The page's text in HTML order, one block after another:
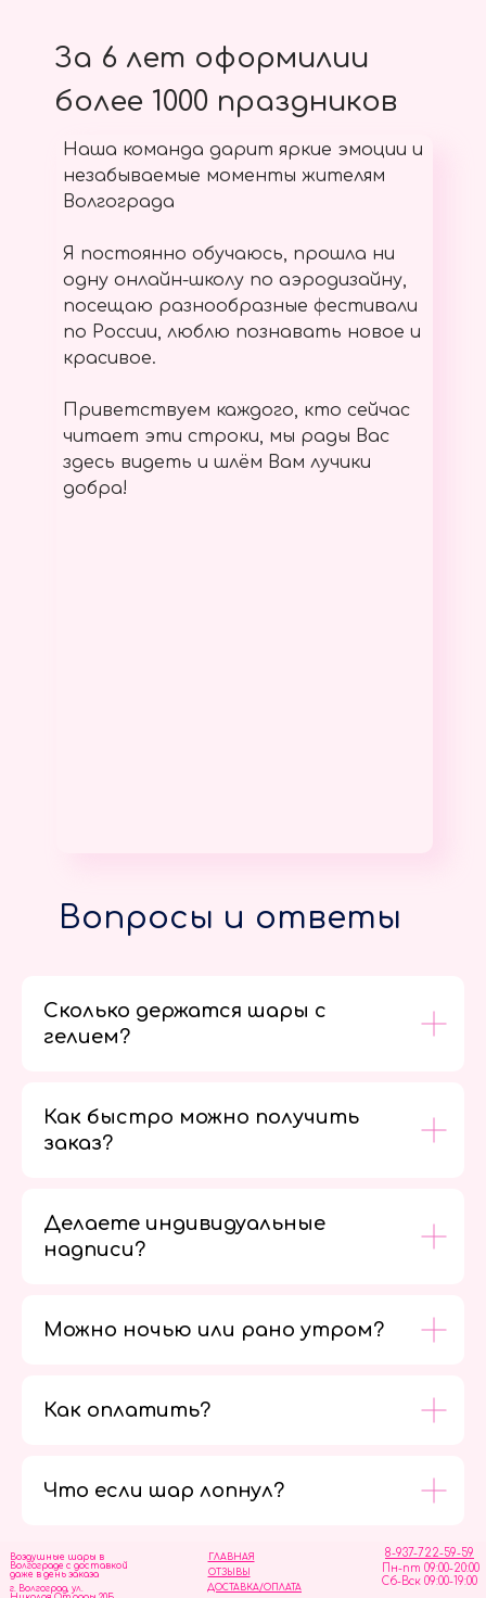
За 6 лет оформилии
более 1000 праздников
Наша команда дарит яркие эмоции и
незабываемые моменты жителям
Волгограда
Я постоянно обучаюсь, прошла ни
одну онлайн-школу по аэродизайну,
посещаю разнообразные фестивали
по России, люблю познавать новое и
красивое.
Приветствуем каждого, кто сейчас
читает эти строки, мы рады Вас
здесь видеть и шлём Вам лучики
добра!
Вопросы и ответы
Сколько держатся шары с
гелием?
Как быстро можно получить
заказ?
Делаете индивидуальные
надписи?
Можно ночью или рано утром?
Как оплатить?
Что если шар лопнул?
ОТЗЫВЫ
ГЛАВНАЯ
ДОСТАВКА/ОПЛАТА
8-937-722-59-59
Пн-пт 09:00-20:00
Сб-Вск 09:00-19:00
Воздушные шары в
Волгограде с доставкой
даже в день заказа
г. Волгоград, ул.